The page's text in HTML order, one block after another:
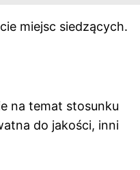
miejsc siedzących.
na temat stosunku
do jakości, inni